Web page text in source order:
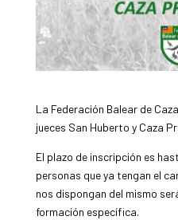
La Federación Balear de
jueces San Huberto y Caza
El plazo de inscripción es
personas que ya tengan el
nos dispongan del mismo
formación específica.